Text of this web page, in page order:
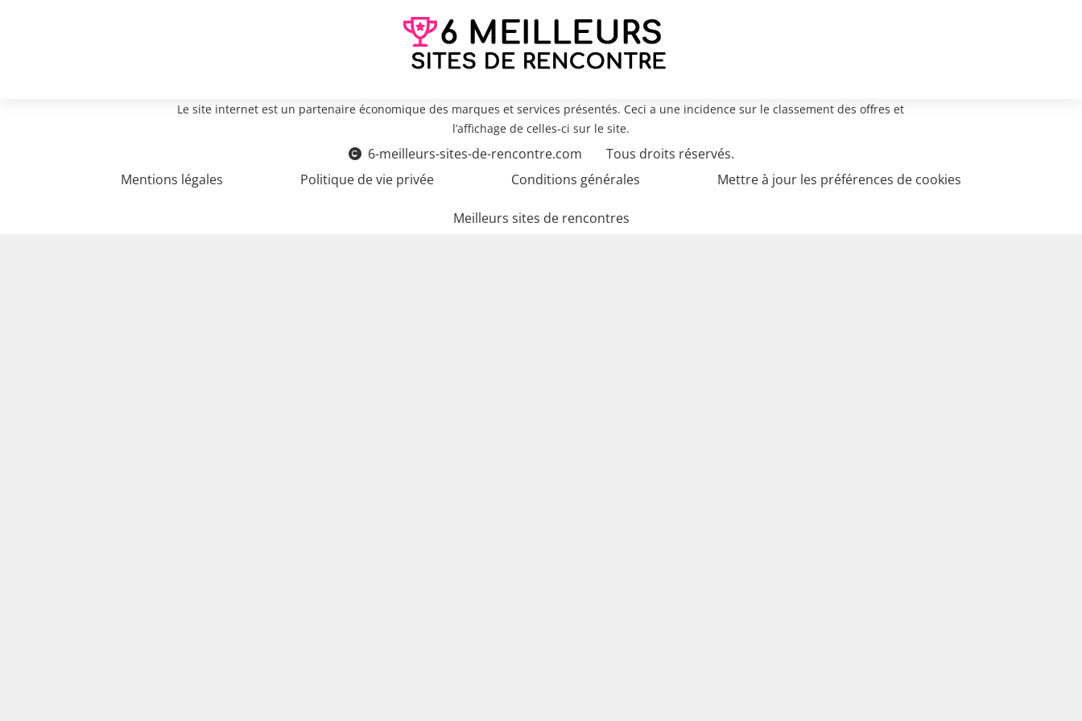
Le site internet est un partenaire économique des marques et services présentés. Ceci a une incidence sur le classement des offres et
l’affichage de celles-ci sur le site.
6-meilleurs-sites-de-rencontre.com
Tous droits réservés.
Mentions légales
Politique de vie privée Conditions générales Mettre à jour les préférences de cookies
Meilleurs sites de rencontres